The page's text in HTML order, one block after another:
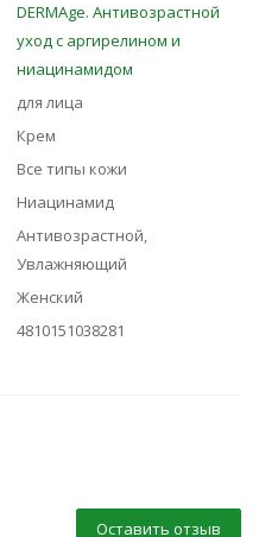
DERMAge. Антивозрастной
уход с аргирелином и
ниацинамидом
для лица
Крем
Все типы кожи
Ниацинамид
Антивозрастной,
Увлажняющий
Женский
4810151038281
Оставить отзыв